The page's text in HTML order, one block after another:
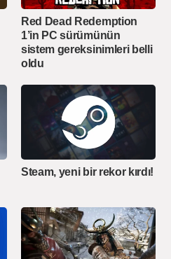
Red Dead Redemption
1’in PC sürümünün
sistem gereksinimleri belli
oldu
Steam, yeni bir rekor kırdı!